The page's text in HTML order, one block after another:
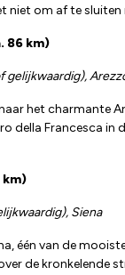
niet om af te
86 km)
gelijkwaardig),
het charmante
della Francesca
km)
Siena
één van de
de kronkelende